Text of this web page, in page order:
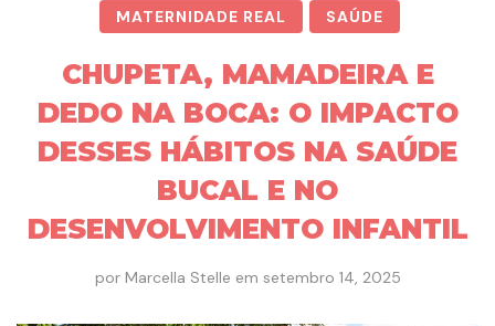
MATERNIDADE REAL
SAÚDE
CHUPETA, MAMADEIRA E
DEDO NA BOCA: O IMPACTO
DESSES HÁBITOS NA SAÚDE
BUCAL E NO
DESENVOLVIMENTO INFANTIL
por Marcella Stelle em setembro 14, 2025